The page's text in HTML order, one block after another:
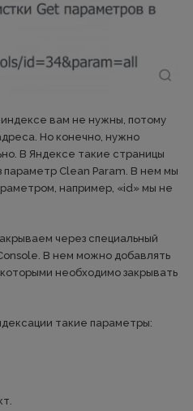
вам не нужны, потому
Но конечно, нужно
В Яндексе такие страницы
параметр Clean Param. В нем мы
например, «id» мы не
через специальный
В нем можно добавлять
необходимо закрывать
такие параметры: